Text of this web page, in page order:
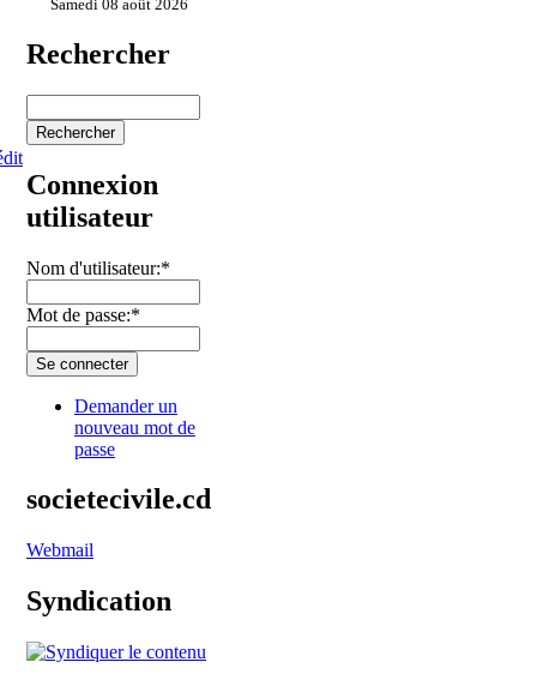
Samedi 08 août 2026
Rechercher
Connexion
utilisateur
Nom d'utilisateur:*
Mot de passe:*
Demander un
nouveau mot de
passe
societecivile.cd
Webmail
Syndication